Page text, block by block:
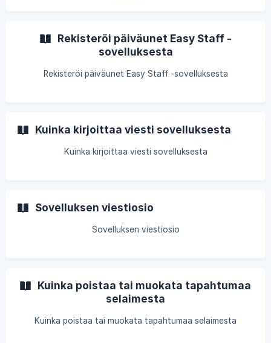
Rekisteröi päiväunet Easy Staff -
sovelluksesta
Rekisteröi päiväunet Easy Staff -sovelluksesta
Kuinka kirjoittaa viesti sovelluksesta
Kuinka kirjoittaa viesti sovelluksesta
Sovelluksen viestiosio
Sovelluksen viestiosio
Kuinka poistaa tai muokata tapahtumaa
selaimesta
Kuinka poistaa tai muokata tapahtumaa selaimesta